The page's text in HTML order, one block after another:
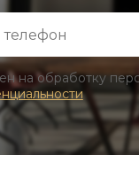
на обработку